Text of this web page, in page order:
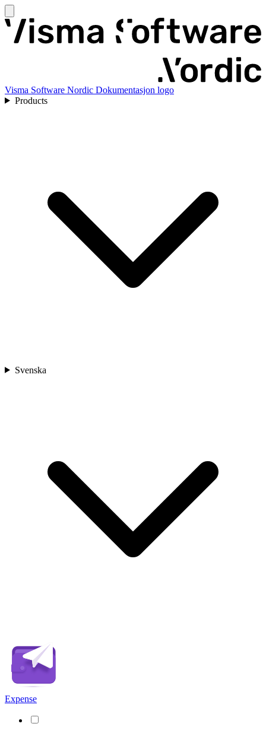
Visma Software Nordic Dokumentasjon logo
Products
Svenska
Expense